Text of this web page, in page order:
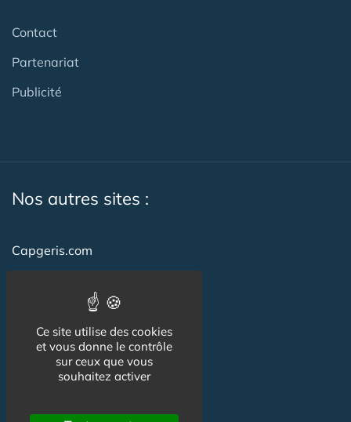
Contact
Partenariat
Publicité
Nos autres sites :
Capgeris.com
Emploi-formation-sante.com
Seniorissimmo.com
Creche-et-naissance.com
Ce site utilise des cookies
et vous donne le contrôle
sur ceux que vous
souhaitez activer